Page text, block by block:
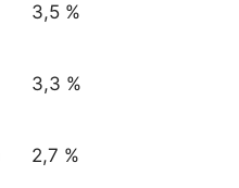
3,5 %
3,3 %
2,7 %